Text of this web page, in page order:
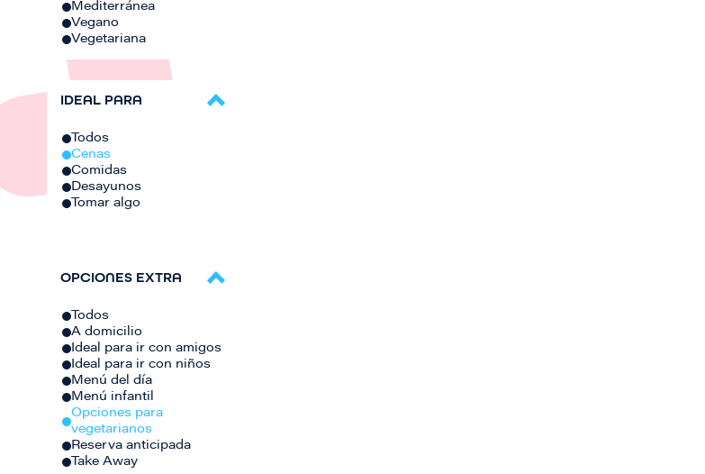
Mediterránea
Vegano
Vegetariana
IDEAL PARA
Todos
Cenas
Comidas
Desayunos
Tomar algo
OPCIONES EXTRA
Todos
A domicilio
Ideal para ir con amigos
Ideal para ir con niños
Menú del día
Menú infantil
Opciones para
vegetarianos
Reserva anticipada
Take Away